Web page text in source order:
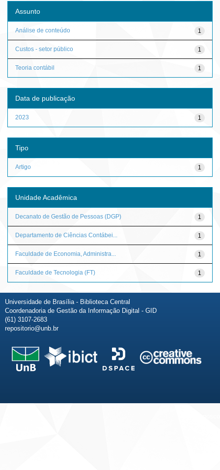
Assunto
1
Análise de conteúdo
1
Custos - setor público
1
Teoria contábil
Data de publicação
1
2023
Tipo
1
Artigo
Unidade Acadêmica
1
Decanato de Gestão de Pessoas (DGP)
1
Departamento de Ciências Contábei...
1
Faculdade de Economia, Administra...
1
Faculdade de Tecnologia (FT)
Universidade de Brasília - Biblioteca Central
Coordenadoria de Gestão da Informação Digital - GID
(61) 3107-2683
repositorio@unb.br